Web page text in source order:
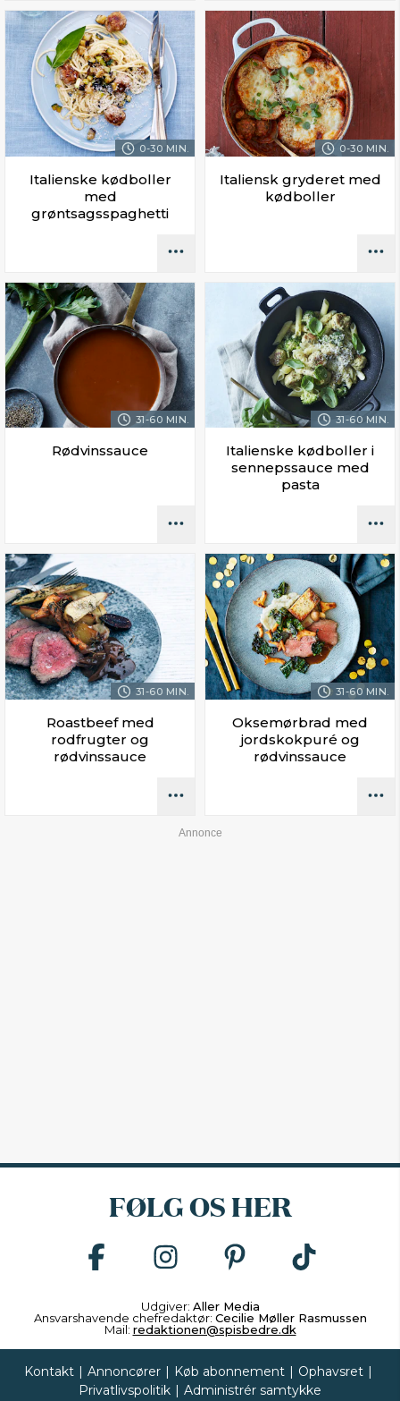
0-30 MIN.
Italienske kødboller
med
grøntsagsspaghetti
0-30 MIN.
Italiensk gryderet med
kødboller
31-60 MIN.
Rødvinssauce
31-60 MIN.
Italienske kødboller i
sennepssauce med
pasta
31-60 MIN.
Roastbeef med
rodfrugter og
rødvinssauce
31-60 MIN.
Oksemørbrad med
jordskokpuré og
rødvinssauce
FØLG OS HER
Udgiver: Aller Media
Ansvarshavende chefredaktør: Cecilie Møller Rasmussen
Mail: redaktionen@spisbedre.dk
Kontakt | Annoncører | Køb abonnement | Ophavsret |
Privatlivspolitik | Administrér samtykke